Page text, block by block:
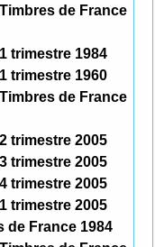
de France
trimestre 1984
trimestre 1960
de France
trimestre 2005
trimestre 2005
trimestre 2005
trimestre 2005
de France 1984